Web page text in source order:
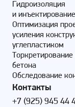
Гидроизоляция
и инъектирование
Оптимизация
усиления
углепластиком
бетона
Обследование
Контакты
+7 (925) 945 44